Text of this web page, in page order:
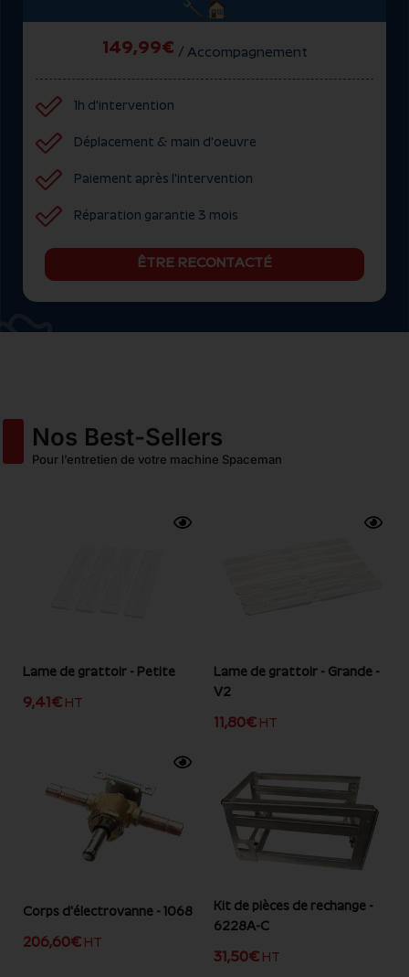
149,99€ / Accompagnement
1h d'intervention
Déplacement & main d'oeuvre
Paiement après l'intervention
Réparation garantie 3 mois
ÊTRE RECONTACTÉ
Nos Best-Sellers
Pour l’entretien de votre machine Spaceman
Lame de grattoir - Petite
9,41€ HT
Lame de grattoir - Grande -
V2
11,80€ HT
Corps d'électrovanne - 1068
206,60€ HT
Kit de pièces de rechange -
6228A-C
31,50€ HT